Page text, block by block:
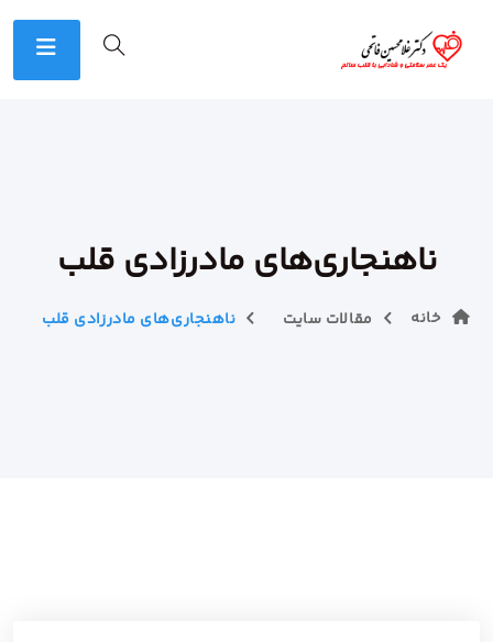
ناهنجاری‌های مادرزادی قلب
خانه مقالات سایت ناهنجاری‌های مادرزادی قلب